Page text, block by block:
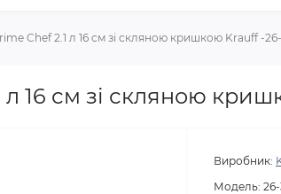
Chef 2.1 л 16 см зі скляною кришкою Krauff -
л 16 см зі скляною
Виробник:
Модель: